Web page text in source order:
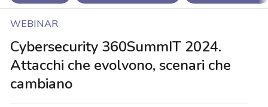
WEBINAR
Cybersecurity 360SummIT 2024.
Attacchi che evolvono, scenari che
cambiano